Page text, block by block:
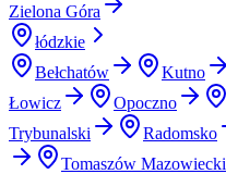
Zielona Góra
łódzkie
Bełchatów
Kutno
Łowicz
Opoczno
Trybunalski
Radomsko
Tomaszów Mazowiecki